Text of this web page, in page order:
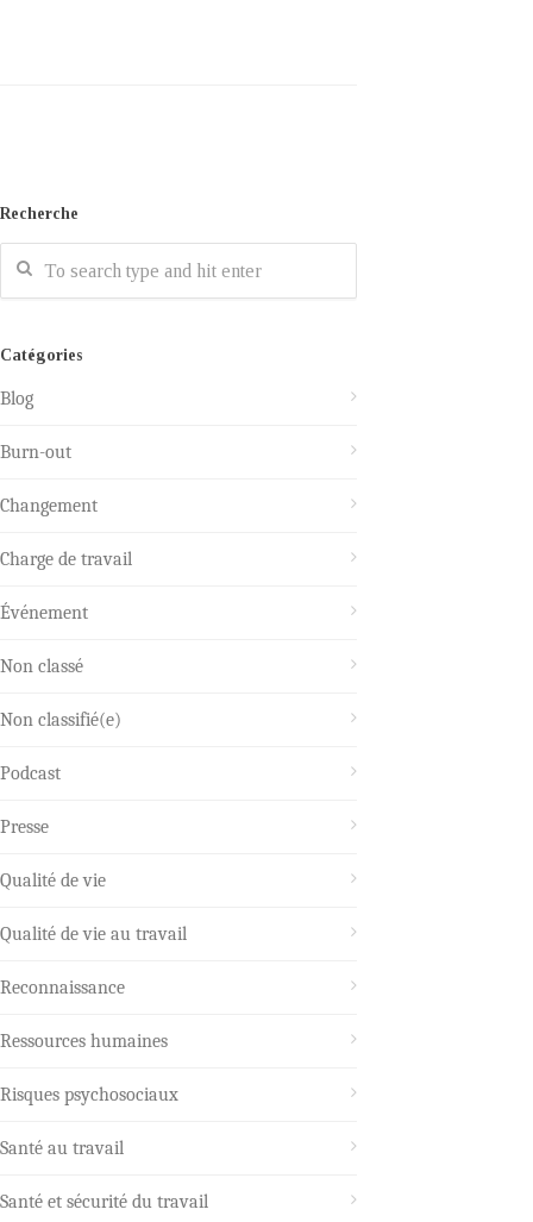
Recherche
Catégories
Blog
Burn-out
Changement
Charge de travail
Événement
Non classé
Non classifié(e)
Podcast
Presse
Qualité de vie
Qualité de vie au travail
Reconnaissance
Ressources humaines
Risques psychosociaux
Santé au travail
Santé et sécurité du travail